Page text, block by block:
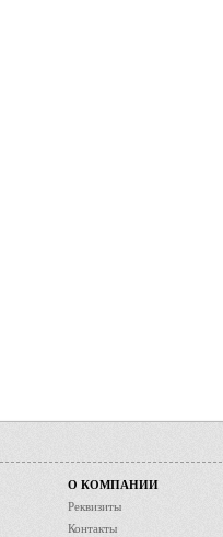
О КОМПАНИИ
Реквизиты
Контакты